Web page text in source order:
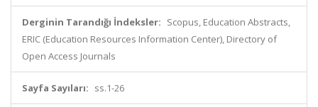
Derginin Tarandığı İndeksler: Scopus, Education Abstracts,
ERIC (Education Resources Information Center), Directory of
Open Access Journals
Sayfa Sayıları: ss.1-26